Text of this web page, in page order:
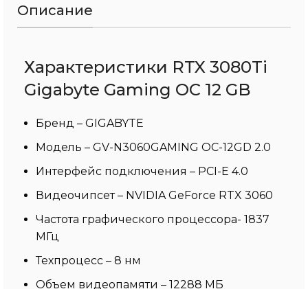
Описание
Характеристики RTX 3080Ti
Gigabyte Gaming OC 12 GB
Бренд – GIGABYTE
Модель – GV-N3060GAMING OC-12GD 2.0
Интерфейс подключения – PCI-E 4.0
Видеочипсет – NVIDIA GeForce RTX 3060
Частота графического процессора- 1837
МГц
Техпроцесс – 8 нм
Объем видеопамяти – 12288 МБ